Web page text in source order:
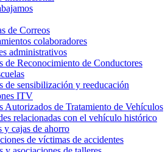
de Correos
colaboradores
administrativos
de Reconocimiento de Conductores
de sensibilización y reeducación
ITV
Autorizados de Tratamiento de Vehículos
relacionadas con el vehículo histórico
y cajas de ahorro
de víctimas de accidentes